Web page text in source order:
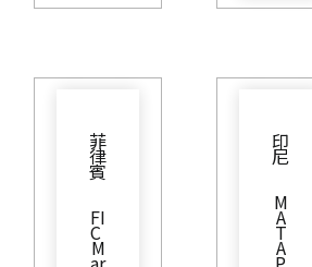
菲
律
賓
FI
C
M
印
尼
M
A
T
A